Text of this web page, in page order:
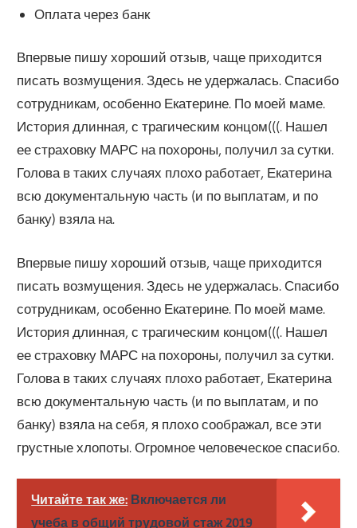
Оплата через банк
Впервые пишу хороший отзыв, чаще приходится
писать возмущения. Здесь не удержалась. Спасибо
сотрудникам, особенно Екатерине. По моей маме.
История длинная, с трагическим концом(((. Нашел
ее страховку МАРС на похороны, получил за сутки.
Голова в таких случаях плохо работает, Екатерина
всю документальную часть (и по выплатам, и по
банку) взяла на.
Впервые пишу хороший отзыв, чаще приходится
писать возмущения. Здесь не удержалась. Спасибо
сотрудникам, особенно Екатерине. По моей маме.
История длинная, с трагическим концом(((. Нашел
ее страховку МАРС на похороны, получил за сутки.
Голова в таких случаях плохо работает, Екатерина
всю документальную часть (и по выплатам, и по
банку) взяла на себя, я плохо соображал, все эти
грустные хлопоты. Огромное человеческое спасибо.
Читайте так же: Включается ли
учеба в общий трудовой стаж 2019